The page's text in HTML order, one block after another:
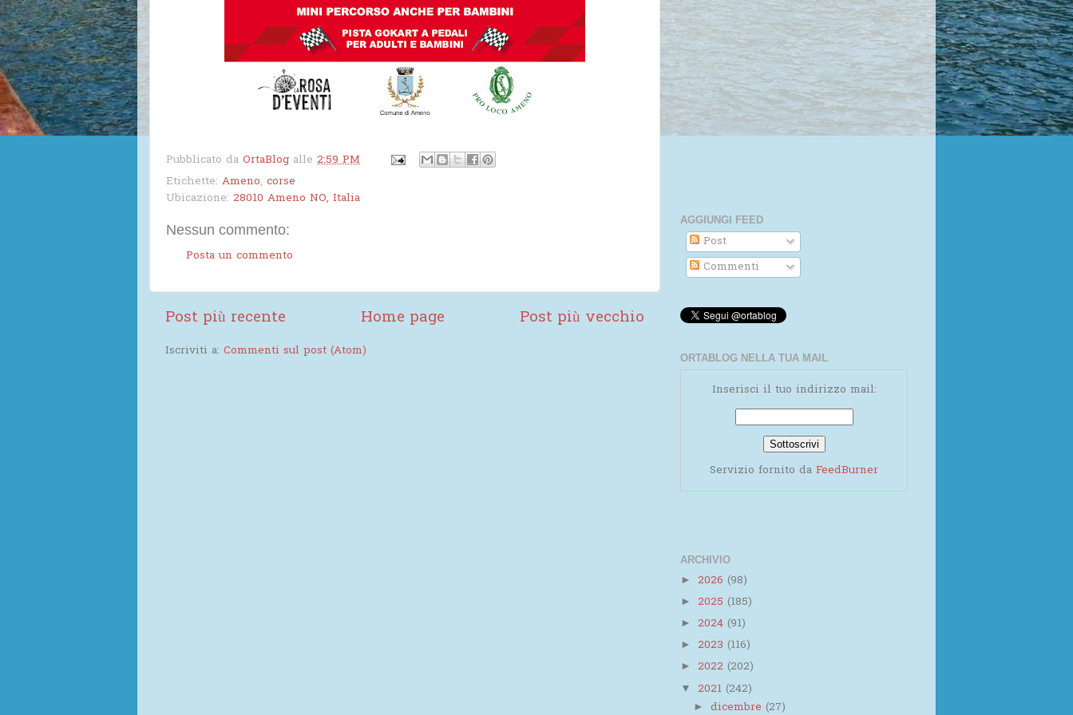
Pubblicato da OrtaBlog alle 2:59 PM
Etichette: Ameno, corse
Ubicazione: 28010 Ameno NO, Italia
Nessun commento:
Posta un commento
Post più recente Post più vecchio
Home page
Iscriviti a: Commenti sul post (Atom)
AGGIUNGI FEED
Post
Commenti
ORTABLOG NELLA TUA MAIL
Inserisci il tuo indirizzo mail:
Servizio fornito da FeedBurner
ARCHIVIO
► 2026 (98)
► 2025 (185)
► 2024 (91)
► 2023 (116)
► 2022 (202)
▼ 2021 (242)
►dicembre(27)